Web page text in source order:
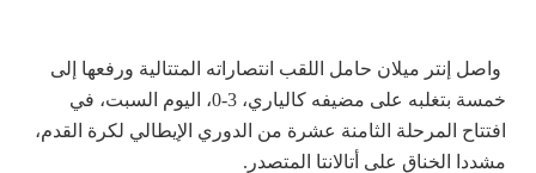
واصل إنتر ميلان حامل اللقب انتصاراته المتتالية ورفعها إلى
خمسة بتغلبه على مضيفه كالياري، 3-0، اليوم السبت، في
افتتاح المرحلة الثامنة عشرة من الدوري الإيطالي لكرة القدم،
مشددا الخناق على أتالانتا المتصدر.